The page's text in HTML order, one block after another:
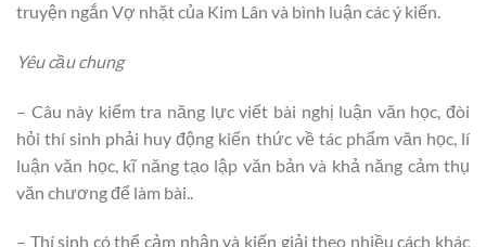
truyện ngắn Vợ nhặt của Kim Lân và bình luận các ý kiến.
Yêu cầu chung
– Câu này kiểm tra năng lực viết bài nghị luận văn học, đòi
hỏi thí sinh phải huy động kiến thức về tác phẩm văn học, lí
luận văn học, kĩ năng tạo lập văn bản và khả năng cảm thụ
văn chương để làm bài..
– Thí sinh có thể cảm nhận và kiến giải theo nhiều cách khác